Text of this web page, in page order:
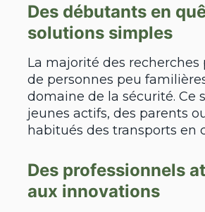
Des débutants en
solutions simples
La majorité des
de personnes peu
domaine de la sécurité. Ce
jeunes actifs, des parents
habitués des transports en
Des professionnels
aux innovations